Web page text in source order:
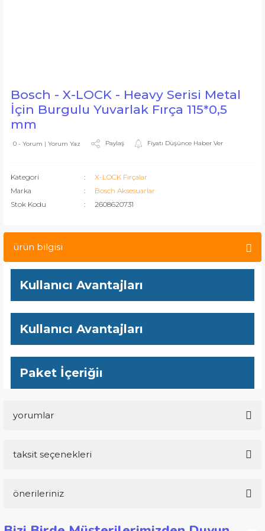
Bosch - X-LOCK - Heavy Serisi Metal
İçin Burgulu Yuvarlak Fırça 115*0,5
mm
0 - Yorum | Yorum Yaz Paylaş Fiyatı Düşünce Haber Ver
Kategori
X-LOCK Fırçalar
Marka
Bosch Aksesuarlar
Stok Kodu
2608620731
ürün bilgisi
Kullanıcı Avantajları
Kullanıcı Avantajları
Paket İçeriğiı
yorumlar
taksit seçenekleri
önerileriniz